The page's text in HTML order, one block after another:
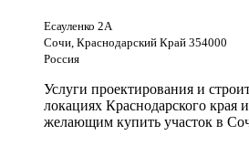
Есауленко 2А
Сочи, Краснодарский Край 354000
Россия
Услуги проектирования и
локациях Краснодарского края
желающим купить участок в